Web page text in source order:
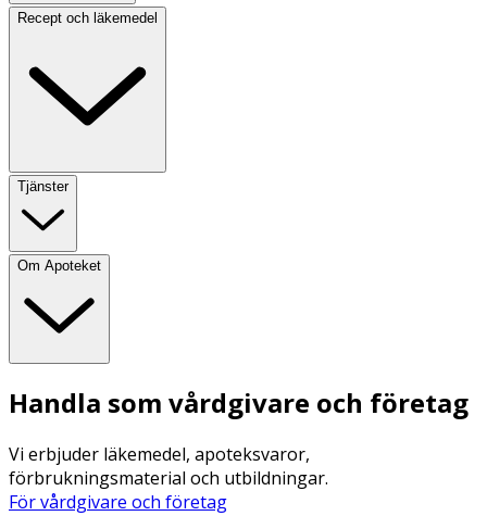
Recept och läkemedel
Tjänster
Om Apoteket
Handla som vårdgivare och företag
Vi erbjuder läkemedel, apoteksvaror,
förbrukningsmaterial och utbildningar.
För vårdgivare och företag